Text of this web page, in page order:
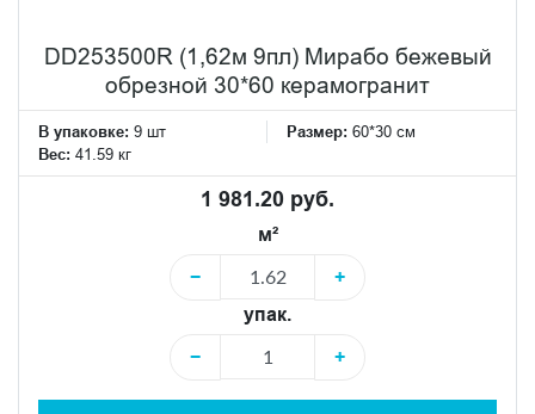
DD253500R (1,62м 9пл) Мирабо бежевый
обрезной 30*60 керамогранит
В упаковке: 9 шт Размер: 60*30 см
Вес: 41.59 кг
1 981.20 руб.
м²
−
+
упак.
−
+